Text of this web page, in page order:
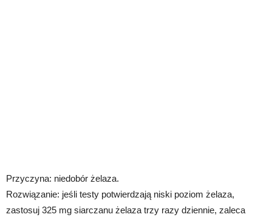
Przyczyna: niedobór żelaza.
Rozwiązanie: jeśli testy potwierdzają niski poziom żelaza,
zastosuj 325 mg siarczanu żelaza trzy razy dziennie, zaleca